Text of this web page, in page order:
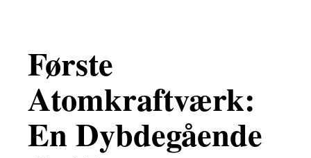
Første
Atomkraftværk:
En Dybdegående